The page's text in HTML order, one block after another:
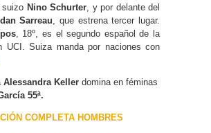
Nino Schurter , y por delante del
Sarreau , que estrena tercer lugar.
, 18º, es el segundo español de la
UCI. Suiza manda por naciones con
Alessandra Keller domina en féminas
55ª.
COMPLETA HOMBRES